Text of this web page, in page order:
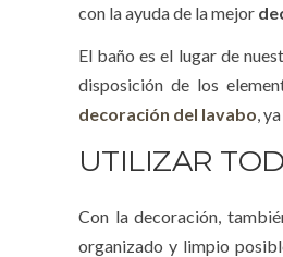
con la ayuda de la mejor
El baño es el lugar de
disposición de los
decoración del lavabo ,
UTILIZAR
Con la decoración,
organizado y limpio